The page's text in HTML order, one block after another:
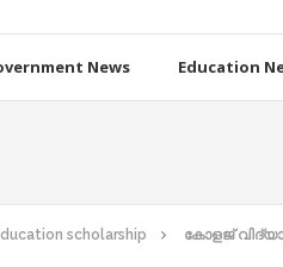
News Education
scholarship
കോളജ്